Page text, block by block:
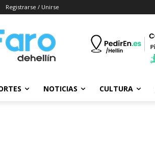
Registrarse / Unirse
NOTICIAS CULTURA